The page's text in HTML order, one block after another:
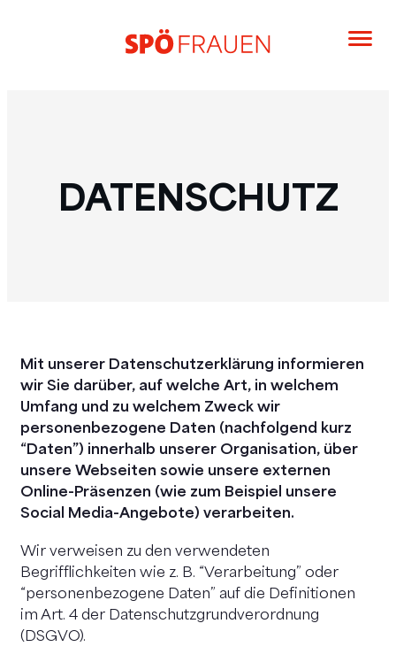
DATENSCHUTZ
Mit unserer Datenschutzerklärung informieren
wir Sie darüber, auf welche Art, in welchem
Umfang und zu welchem Zweck wir
personenbezogene Daten (nachfolgend kurz
“Daten”) innerhalb unserer Organisation, über
unsere Webseiten sowie unsere externen
Online-Präsenzen (wie zum Beispiel unsere
Social Media-Angebote) verarbeiten.
Wir verweisen zu den verwendeten
Begrifflichkeiten wie z. B. “Verarbeitung” oder
“personenbezogene Daten” auf die Definitionen
im Art. 4 der Datenschutzgrundverordnung
(DSGVO).